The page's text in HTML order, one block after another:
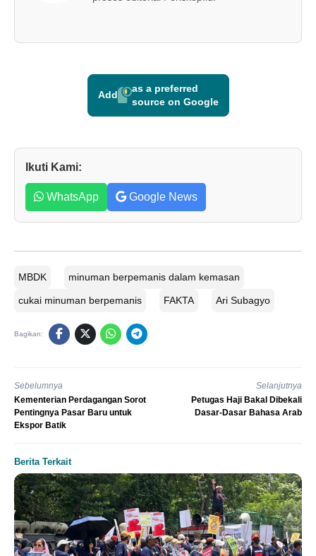
Add
as a preferred
source on Google
Ikuti Kami:
WhatsApp Google News
MBDK minuman berpemanis dalam kemasan
cukai minuman berpemanis FAKTA Ari Subagyo
Bagikan:
Sebelumnya
Kementerian Perdagangan Sorot
Pentingnya Pasar Baru untuk
Ekspor Batik
Selanjutnya
Petugas Haji Bakal Dibekali
Dasar-Dasar Bahasa Arab
Berita Terkait